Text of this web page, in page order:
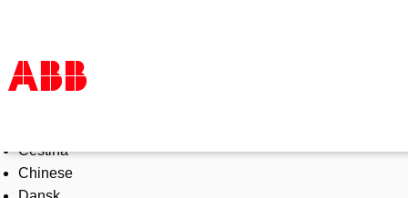
Products & Solutions
Industries
Services
Čeština
Chinese